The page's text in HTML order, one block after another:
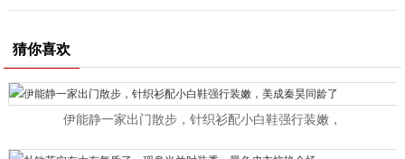
猜你喜欢
伊能静一家出门散步，针织衫配小白鞋强行装嫩，